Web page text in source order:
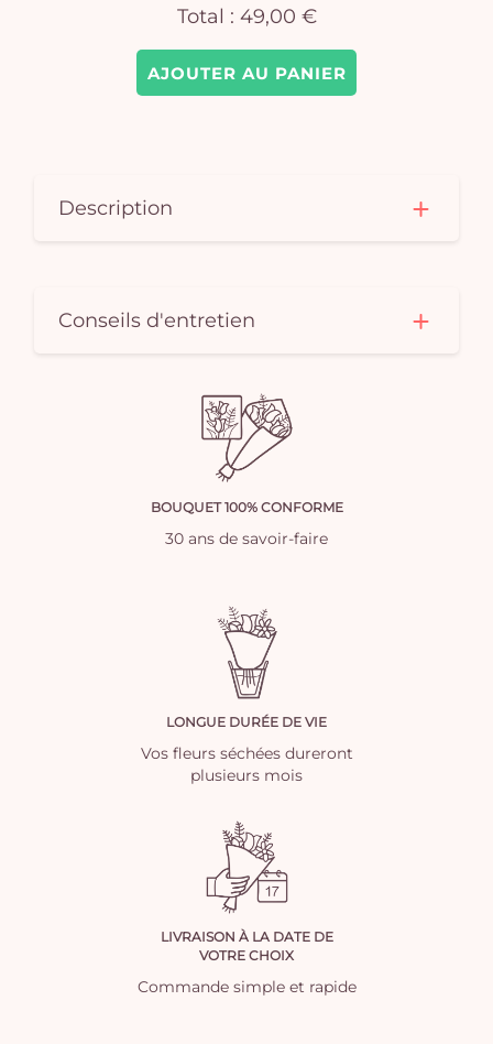
AJOUTER AU PANIER
Total : 49,00 €
Description
Conseils d'entretien
BOUQUET 100% CONFORME
30 ans de savoir-faire
LONGUE DURÉE DE VIE
Vos fleurs séchées dureront
plusieurs mois
LIVRAISON À LA DATE DE
VOTRE CHOIX
Commande simple et rapide